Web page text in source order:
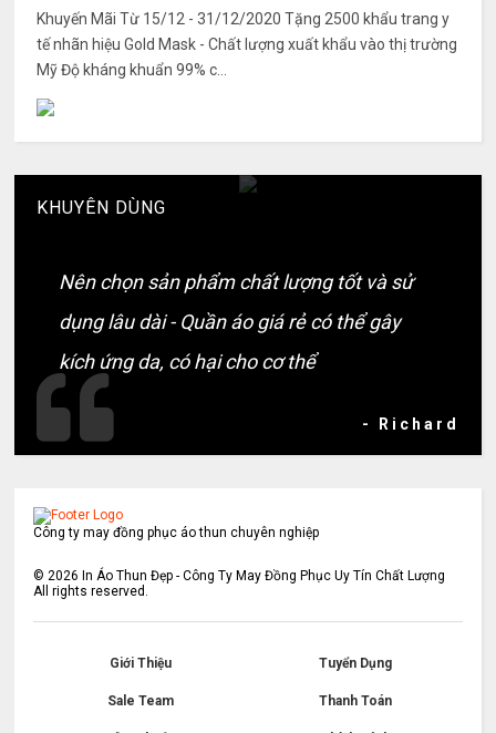
Khuyến Mãi Từ 15/12 - 31/12/2020 Tặng 2500 khẩu trang y
tế nhãn hiệu Gold Mask - Chất lượng xuất khẩu vào thị trường
Mỹ Độ kháng khuẩn 99% c...
KHUYÊN DÙNG
Nên chọn sản phẩm chất lượng tốt và sử
dụng lâu dài - Quần áo giá rẻ có thể gây
kích ứng da, có hại cho cơ thể
- Richard
Công ty may đồng phục áo thun chuyên nghiệp
© 2026 In Áo Thun Đẹp - Công Ty May Đồng Phục Uy Tín Chất Lượng
All rights reserved.
Giới Thiệu Tuyển Dụng
Sale Team Thanh Toán